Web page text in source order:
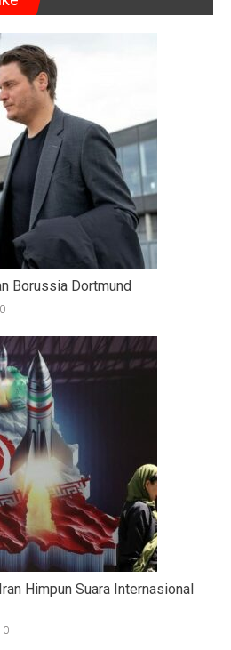
Borussia Dortmund
0
Himpun Suara Internasional
0